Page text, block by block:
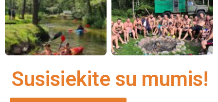
Susisiekite su mumis!